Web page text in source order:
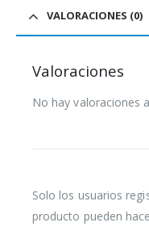
VALORACIONES (0)
Valoraciones
No hay valoraciones
Solo los usuarios
producto pueden